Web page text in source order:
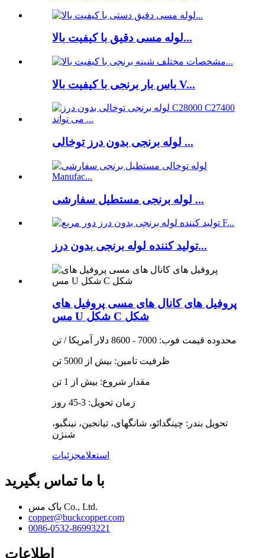
لوله مسی دقیق با کیفیت بالا...
باس بار برنجی با کیفیت بالا V...
لوله برنجی بدون درز توخالی ...
لوله برنجی مستطیل سفارشی ...
تولید کننده لوله برنجی بدون درز...
پروفیل های کانال های مسی پروفیل های
مس U شکل C شکل
محدوده قیمت فوب: 7000 - 8600 دلار آمریکا / تن
ظرفیت تامین: بیش از 5000 تن
مقدار شروع: بیش از 1 تن
زمان تحویل: 3-45 روز
تحویل بندر: چینگدائو، شانگهای، تیانجین، نینگبو،
شنژن
استعلامجزئیات
با ما تماس بگیرید
باک مس Co., Ltd.
copper@buckcopper.com
0086-0532-86993221
اطلاعات